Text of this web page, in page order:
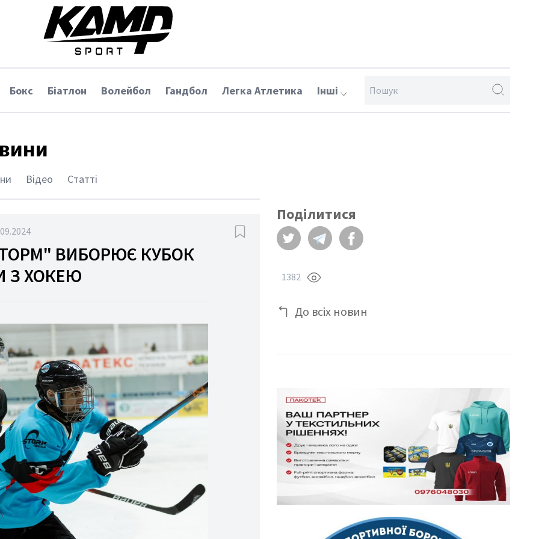
Бокс Біатлон Волейбол Гандбол Легка Атлетика Інші
Відео Статті
ВИБОРЮЄ КУБОК
З ХОКЕЮ
Поділитися
1382
До всіх новин